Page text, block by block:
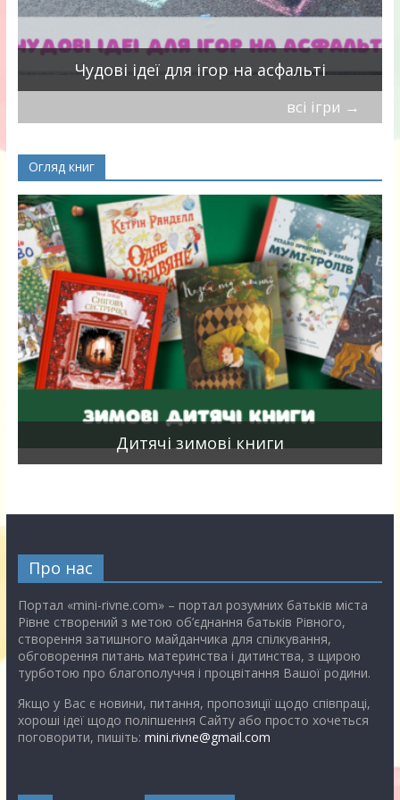
Чудові ідеї для ігор на асфальті
всі ігри →
Огляд книг
Дитячі зимові книги
Про нас
Портал «mini-rivne.com» – портал розумних батьків міста
Рівне створений з метою об’єднання батьків Рівного,
створення затишного майданчика для спілкування,
обговорення питань материнства і дитинства, з щирою
турботою про благополуччя і процвітання Вашої родини.
Якщо у Вас є новини, питання, пропозиції щодо співпраці,
хороші ідеї щодо поліпшення Сайту або просто хочеться
поговорити, пишіть: mini.rivne@gmail.com